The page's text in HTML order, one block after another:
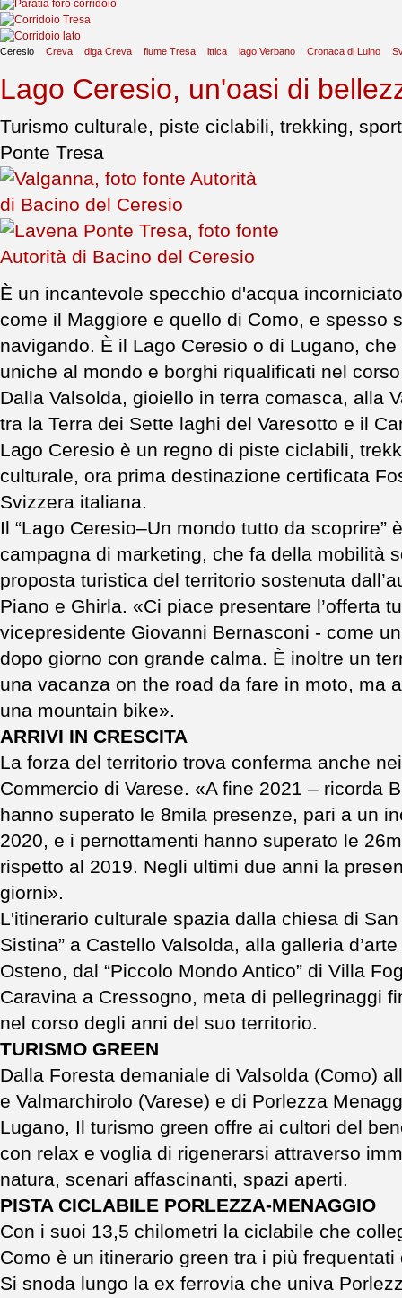
Ceresio Creva diga Creva fiume Tresa ittica lago Verbano Cronaca di Luino
Lago Ceresio, un'oasi di
Turismo culturale, piste ciclabili, trekking,
Ponte Tresa
È un incantevole specchio d'acqua
come il Maggiore e quello di Como, e spesso
navigando. È il Lago Ceresio o di Lugano,
uniche al mondo e borghi riqualificati nel
Dalla Valsolda, gioiello in terra comasca, alla
tra la Terra dei Sette laghi del Varesotto e il
Lago Ceresio è un regno di piste ciclabili,
culturale, ora prima destinazione certificata
Svizzera italiana.
Il “Lago Ceresio–Un mondo tutto da scoprire”
campagna di marketing, che fa della mobilità
proposta turistica del territorio sostenuta
Piano e Ghirla. «Ci piace presentare l’offerta
vicepresidente Giovanni Bernasconi - come
dopo giorno con grande calma. È inoltre un
una vacanza on the road da fare in moto, ma
una mountain bike».
ARRIVI IN CRESCITA
La forza del territorio trova conferma anche
Commercio di Varese. «A fine 2021 – ricorda
hanno superato le 8mila presenze, pari a un
2020, e i pernottamenti hanno superato le
rispetto al 2019. Negli ultimi due anni la
giorni».
L'itinerario culturale spazia dalla chiesa di
Sistina” a Castello Valsolda, alla galleria
Osteno, dal “Piccolo Mondo Antico” di Villa
Caravina a Cressogno, meta di pellegrinaggi
nel corso degli anni del suo territorio.
TURISMO GREEN
Dalla Foresta demaniale di Valsolda (Como)
e Valmarchirolo (Varese) e di Porlezza
Lugano, Il turismo green offre ai cultori del
con relax e voglia di rigenerarsi attraverso
natura, scenari affascinanti, spazi aperti.
PISTA CICLABILE PORLEZZA-MENAGGIO
Con i suoi 13,5 chilometri la ciclabile che
Como è un itinerario green tra i più
Si snoda lungo la ex ferrovia che univa